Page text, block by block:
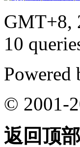
GMT+8,
10
Powered
© 2001-
返回顶部